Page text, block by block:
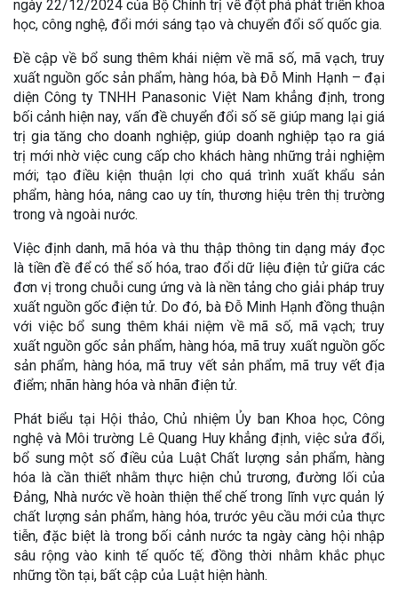
ngày 22/12/2024 của Bộ Chính trị về đột phá phát triển khoa
học, công nghệ, đổi mới sáng tạo và chuyển đổi số quốc gia.
Đề cập về bổ sung thêm khái niệm về mã số, mã vạch, truy
xuất nguồn gốc sản phẩm, hàng hóa, bà Đỗ Minh Hạnh – đại
diện Công ty TNHH Panasonic Việt Nam khẳng định, trong
bối cảnh hiện nay, vấn đề chuyển đổi số sẽ giúp mang lại giá
trị gia tăng cho doanh nghiệp, giúp doanh nghiệp tạo ra giá
trị mới nhờ việc cung cấp cho khách hàng những trải nghiệm
mới; tạo điều kiện thuận lợi cho quá trình xuất khẩu sản
phẩm, hàng hóa, nâng cao uy tín, thương hiệu trên thị trường
trong và ngoài nước.
Việc định danh, mã hóa và thu thập thông tin dạng máy đọc
là tiền đề để có thể số hóa, trao đổi dữ liệu điện tử giữa các
đơn vị trong chuỗi cung ứng và là nền tảng cho giải pháp truy
xuất nguồn gốc điện tử. Do đó, bà Đỗ Minh Hạnh đồng thuận
với việc bổ sung thêm khái niệm về mã số, mã vạch; truy
xuất nguồn gốc sản phẩm, hàng hóa, mã truy xuất nguồn gốc
sản phẩm, hàng hóa, mã truy vết sản phẩm, mã truy vết địa
điểm; nhãn hàng hóa và nhãn điện tử.
Phát biểu tại Hội thảo, Chủ nhiệm Ủy ban Khoa học, Công
nghệ và Môi trường Lê Quang Huy khẳng định, việc sửa đổi,
bổ sung một số điều của Luật Chất lượng sản phẩm, hàng
hóa là cần thiết nhằm thực hiện chủ trương, đường lối của
Đảng, Nhà nước về hoàn thiện thể chế trong lĩnh vực quản lý
chất lượng sản phẩm, hàng hóa, trước yêu cầu mới của thực
tiễn, đặc biệt là trong bối cảnh nước ta ngày càng hội nhập
sâu rộng vào kinh tế quốc tế; đồng thời nhằm khắc phục
những tồn tại, bất cập của Luật hiện hành.